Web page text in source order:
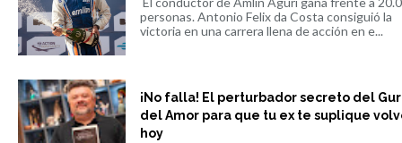
personas. Antonio Felix da Costa consiguió la
victoria en una carrera llena de acción en e...
¡No falla! El perturbador secreto del
del Amor para que tu ex te suplique
hoy